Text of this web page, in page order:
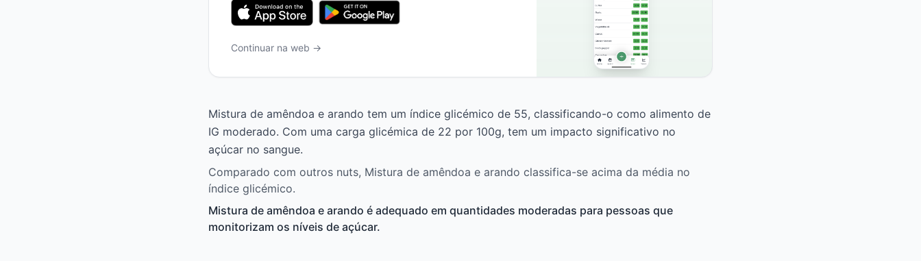
Continuar na web →
Mistura de amêndoa e arando tem um índice glicémico de 55, classificando-o como alimento de
IG moderado. Com uma carga glicémica de 22 por 100g, tem um impacto significativo no
açúcar no sangue.
Comparado com outros nuts, Mistura de amêndoa e arando classifica-se acima da média no
índice glicémico.
Mistura de amêndoa e arando é adequado em quantidades moderadas para pessoas que
monitorizam os níveis de açúcar.